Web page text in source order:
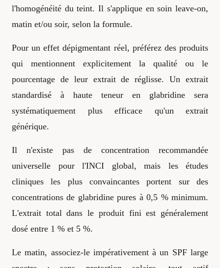
l'homogénéité du teint. Il s'applique en soin leave-on,
matin et/ou soir, selon la formule.
Pour un effet dépigmentant réel, préférez des produits
qui mentionnent explicitement la qualité ou le
pourcentage de leur extrait de réglisse. Un extrait
standardisé à haute teneur en glabridine sera
systématiquement plus efficace qu'un extrait
générique.
Il n'existe pas de concentration recommandée
universelle pour l'INCI global, mais les études
cliniques les plus convaincantes portent sur des
concentrations de glabridine pures à 0,5 % minimum.
L'extrait total dans le produit fini est généralement
dosé entre 1 % et 5 %.
Le matin, associez-le impérativement à un SPF large